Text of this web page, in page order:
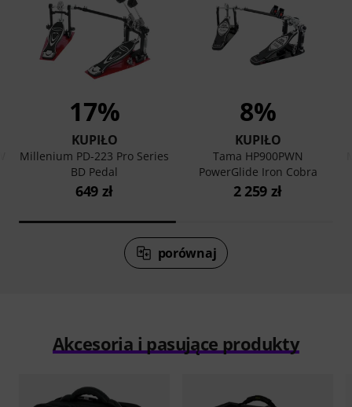
17%
KUPIŁO
Millenium PD-223 Pro Series
BD Pedal
649 zł
8%
KUPIŁO
Tama HP900PWN
PowerGlide Iron Cobra
2 259 zł
porównaj
Akcesoria i pasujące produkty